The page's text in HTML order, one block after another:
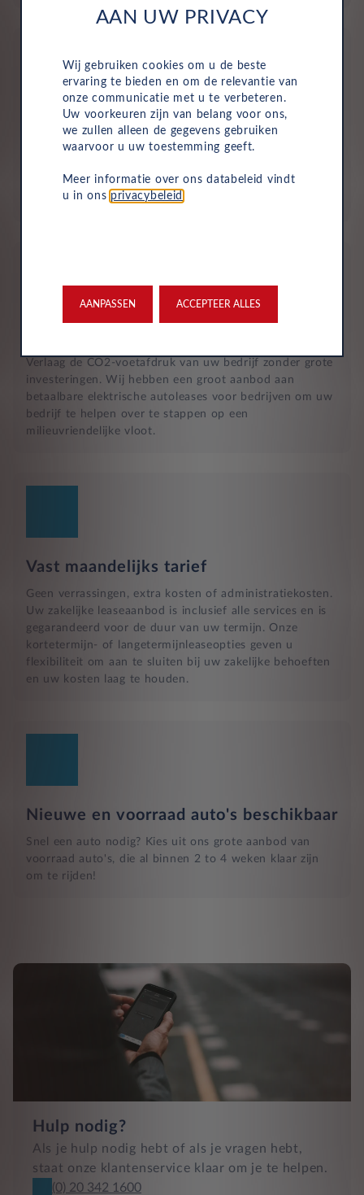
Geen investering of aanbetaling nodig
Bij zakelijke lease is de leasemaatschappij eigenaar van
loopt uw bedrijf geen waarderisico en krijgt u niet te
maken met onverwachte rekeningen.
Verlaag de CO2-voetafdruk van uw bedrijf zonder grote
investeringen. Wij hebben een groot aanbod aan
betaalbare elektrische autoleases voor bedrijven om uw
bedrijf te helpen over te stappen op een
milieuvriendelijke vloot.
Vast maandelijks tarief
Geen verrassingen, extra kosten of administratiekosten.
Uw zakelijke leaseaanbod is inclusief alle services en is
gegarandeerd voor de duur van uw termijn. Onze
kortetermijn- of langetermijnleaseopties geven u
flexibiliteit om aan te sluiten bij uw zakelijke behoeften
en uw kosten laag te houden.
Nieuwe en voorraad auto's beschikbaar
Snel een auto nodig? Kies uit ons grote aanbod van
voorraad auto's, die al binnen 2 to 4 weken klaar zijn
om te rijden!
Hulp nodig?
Als je hulp nodig hebt of als je vragen hebt,
staat onze klantenservice klaar om je te helpen.
(0) 20 342 1600
AAN UW PRIVACY
Wij gebruiken cookies om u de beste
ervaring te bieden en om de relevantie van
onze communicatie met u te verbeteren.
Uw voorkeuren zijn van belang voor ons,
we zullen alleen de gegevens gebruiken
waarvoor u uw toestemming geeft.
Meer informatie over ons databeleid vindt
u in ons privacybeleid
AANPASSEN ACCEPTEER ALLES